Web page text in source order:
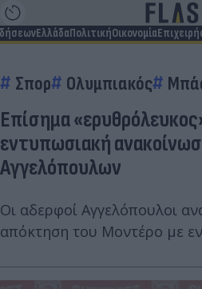
ΕλλάδαΠολιτικήΟικονομία
Σπορ Ολυμπιακός
Επίσημα
εντυπωσιακή
Αγγελόπουλων
Οι αδερφοί Αγγελόπουλοι
απόκτηση του Μοντέρο με